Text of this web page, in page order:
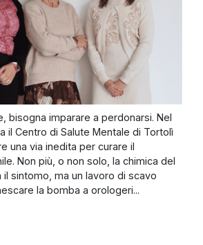
bisogna imparare a perdonarsi. Nel
il Centro di Salute Mentale di Tortolì
una via inedita per curare il
Non più, o non solo, la chimica del
sintomo, ma un lavoro di scavo
la bomba a orologeri...